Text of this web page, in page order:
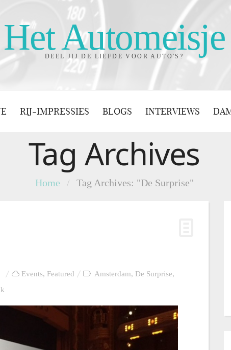
Het Automeisje
DEEL JIJ DE LIEFDE VOOR AUTO'S?
RIJ-IMPRESSIES BLOGS INTERVIEWS
Tag Archives
Home / Tag Archives: "De Surprise"
Events, Featured Amsterdam, De Surprise,